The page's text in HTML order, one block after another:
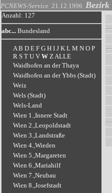
PCNEWS-Service 21.12.1996 Bezirk
Anzahl: 127
abc... Bundesland
A B D E F G H I J K L M N O P
R S T U V W Z ALLE
Waidhofen an der Thaya
Waidhofen an der Ybbs (Stadt)
Weiz
Wels (Stadt)
Wels-Land
Wien 1.,Innere Stadt
Wien 2.,Leopoldstadt
Wien 3.,Landstraße
Wien 4.,Wieden
Wien 5.,Margareten
Wien 6.,Mariahilf
Wien 7.,Neubau
Wien 8.,Josefstadt